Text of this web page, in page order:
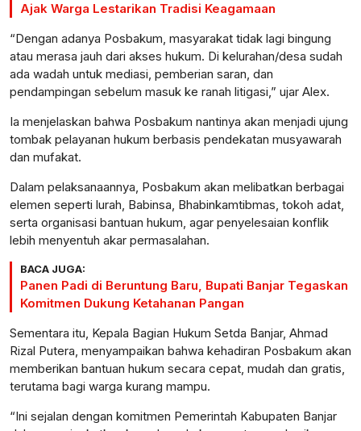
Ajak Warga Lestarikan Tradisi Keagamaan
“Dengan adanya Posbakum, masyarakat tidak lagi bingung
atau merasa jauh dari akses hukum. Di kelurahan/desa sudah
ada wadah untuk mediasi, pemberian saran, dan
pendampingan sebelum masuk ke ranah litigasi,” ujar Alex.
Ia menjelaskan bahwa Posbakum nantinya akan menjadi ujung
tombak pelayanan hukum berbasis pendekatan musyawarah
dan mufakat.
Dalam pelaksanaannya, Posbakum akan melibatkan berbagai
elemen seperti lurah, Babinsa, Bhabinkamtibmas, tokoh adat,
serta organisasi bantuan hukum, agar penyelesaian konflik
lebih menyentuh akar permasalahan.
BACA JUGA:
Panen Padi di Beruntung Baru, Bupati Banjar Tegaskan
Komitmen Dukung Ketahanan Pangan
Sementara itu, Kepala Bagian Hukum Setda Banjar, Ahmad
Rizal Putera, menyampaikan bahwa kehadiran Posbakum akan
memberikan bantuan hukum secara cepat, mudah dan gratis,
terutama bagi warga kurang mampu.
“Ini sejalan dengan komitmen Pemerintah Kabupaten Banjar